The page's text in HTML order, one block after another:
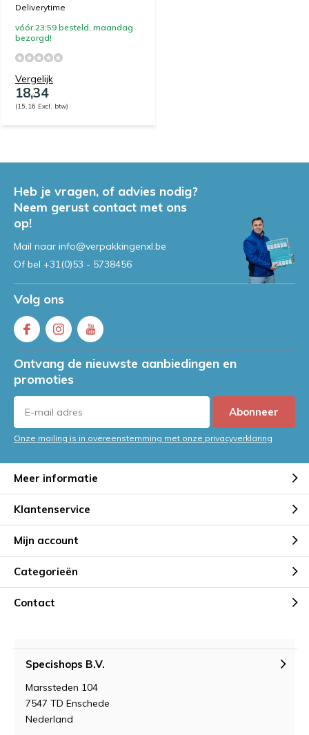
Deliverytime
vóór 23:59 besteld, maandag
bezorgd!
Vergelijk
18,34
(15,16 Excl. btw)
Heb je vragen, of advies nodig?
Neem gerust contact met ons
op!
Mail naar info@verpakkingenxl.be
Of bel +31(0)53 - 5738456
Volg ons
Ontvang de nieuwste aanbiedingen en
promoties
Abonneer
Onze mailing is in overeenstemming met onze privacyverklaring
Meer informatie
Klantenservice
Mijn account
Categorieën
Contact
Specishops B.V.
Marssteden 104
7547 TD Enschede
Nederland